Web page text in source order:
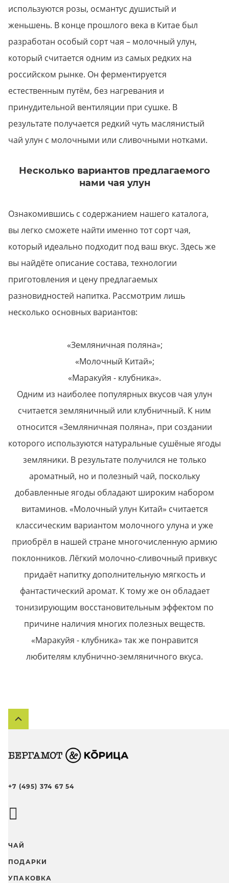
используются розы, османтус душистый и
женьшень. В конце прошлого века в Китае был
разработан особый сорт чая – молочный улун,
который считается одним из самых редких на
российском рынке. Он ферментируется
естественным путём, без нагревания и
принудительной вентиляции при сушке. В
результате получается редкий чуть маслянистый
чай улун с молочными или сливочными нотками.
Несколько вариантов предлагаемого
нами чая улун
Ознакомившись с содержанием нашего каталога,
вы легко сможете найти именно тот сорт чая,
который идеально подходит под ваш вкус. Здесь же
вы найдёте описание состава, технологии
приготовления и цену предлагаемых
разновидностей напитка. Рассмотрим лишь
несколько основных вариантов:
«Земляничная поляна»;
«Молочный Китай»;
«Маракуйя - клубника».
Одним из наиболее популярных вкусов чая улун
считается земляничный или клубничный. К ним
относится «Земляничная поляна», при создании
которого используются натуральные сушёные ягоды
земляники. В результате получился не только
ароматный, но и полезный чай, поскольку
добавленные ягоды обладают широким набором
витаминов. «Молочный улун Китай» считается
классическим вариантом молочного улуна и уже
приобрёл в нашей стране многочисленную армию
поклонников. Лёгкий молочно-сливочный привкус
придаёт напитку дополнительную мягкость и
фантастический аромат. К тому же он обладает
тонизирующим восстановительным эффектом по
причине наличия многих полезных веществ.
«Маракуйя - клубника» так же понравится
любителям клубнично-земляничного вкуса.
+7 (495) 374 67 54
ЧАЙ
ПОДАРКИ
УПАКОВКА